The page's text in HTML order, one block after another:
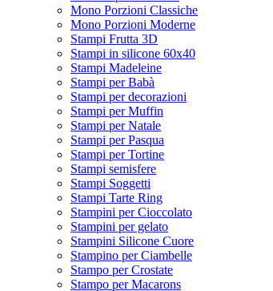
Mono Porzioni Classiche
Mono Porzioni Moderne
Stampi Frutta 3D
Stampi in silicone 60x40
Stampi Madeleine
Stampi per Babà
Stampi per decorazioni
Stampi per Muffin
Stampi per Natale
Stampi per Pasqua
Stampi per Tortine
Stampi semisfere
Stampi Soggetti
Stampi Tarte Ring
Stampini per Cioccolato
Stampini per gelato
Stampini Silicone Cuore
Stampino per Ciambelle
Stampo per Crostate
Stampo per Macarons